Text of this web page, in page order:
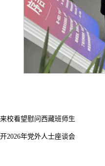
校看望慰问西藏班师生
2026年党外人士座谈会